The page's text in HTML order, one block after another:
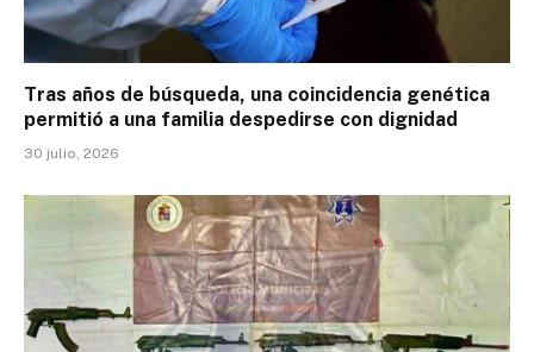
Tras años de búsqueda, una coincidencia genética
permitió a una familia despedirse con dignidad
30 julio, 2026